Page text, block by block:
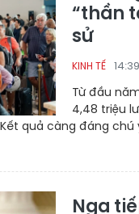
“thần
sử
KINH TẾ
Từ đầu
4,48 triệu
quả càng đáng
Nga